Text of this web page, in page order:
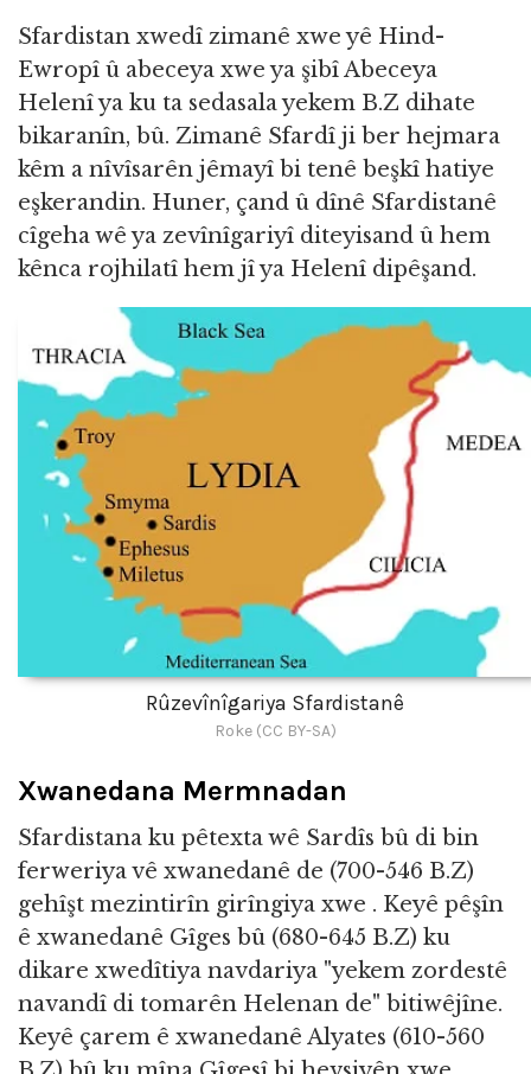
Sfardistan xwedî zimanê xwe yê Hind-
Ewropî û abeceya xwe ya şibî Abeceya
Helenî ya ku ta sedasala yekem B.Z dihate
bikaranîn, bû. Zimanê Sfardî ji ber hejmara
kêm a nîvîsarên jêmayî bi tenê beşkî hatiye
eşkerandin. Huner, çand û dînê Sfardistanê
cîgeha wê ya zevînîgariyî diteyisand û hem
kênca rojhilatî hem jî ya Helenî dipêşand.
Rûzevînîgariya Sfardistanê
Roke (CC BY-SA)
Xwanedana Mermnadan
Sfardistana ku pêtexta wê Sardîs bû di bin
ferweriya vê xwanedanê de (700-546 B.Z)
gehîşt mezintirîn girîngiya xwe . Keyê pêşîn
ê xwanedanê Gîges bû (680-645 B.Z) ku
dikare xwedîtiya navdariya "yekem zordestê
navandî di tomarên Helenan de" bitiwêjîne.
Keyê çarem ê xwanedanê Alyates (610-560